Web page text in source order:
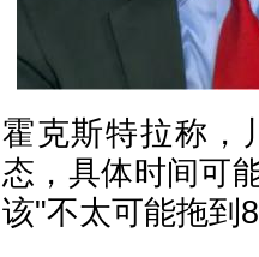
霍克斯特拉称，
态，具体时间可
该"不太可能拖到8